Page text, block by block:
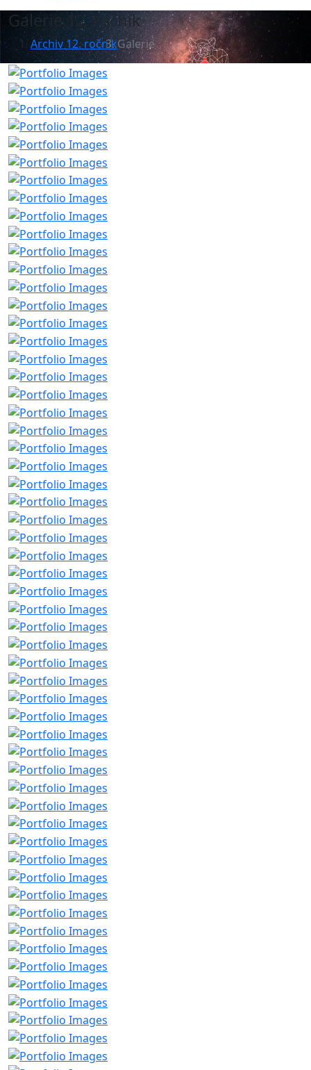
Galerie 12. ročník
Archiv 12. ročníkGalerie